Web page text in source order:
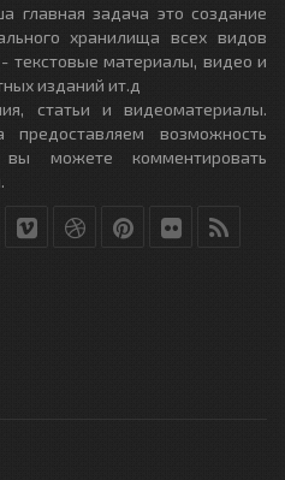
главная задача это создание
хранилища всех видов
текстовые материалы, видео и
изданий ит.д
статьи и видеоматериалы.
предоставляем возможность
можете комментировать